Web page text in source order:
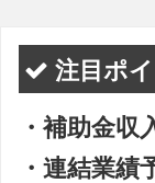
注目ポ
・補助金収
・連結業績